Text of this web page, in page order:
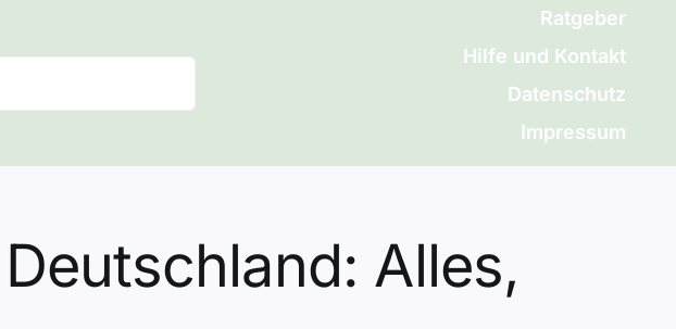
Ratgeber
Hilfe und Kontakt
Datenschutz
Impressum
Alles,